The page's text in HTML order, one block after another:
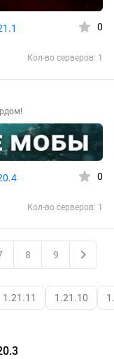
0
Кол-во серверов: 1
0
Кол-во серверов: 1
8 9
1.21.11 1.21.10